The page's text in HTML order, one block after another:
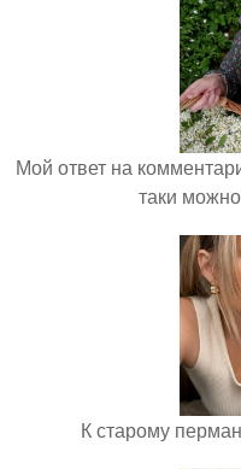
Мой ответ на
таки
К старому